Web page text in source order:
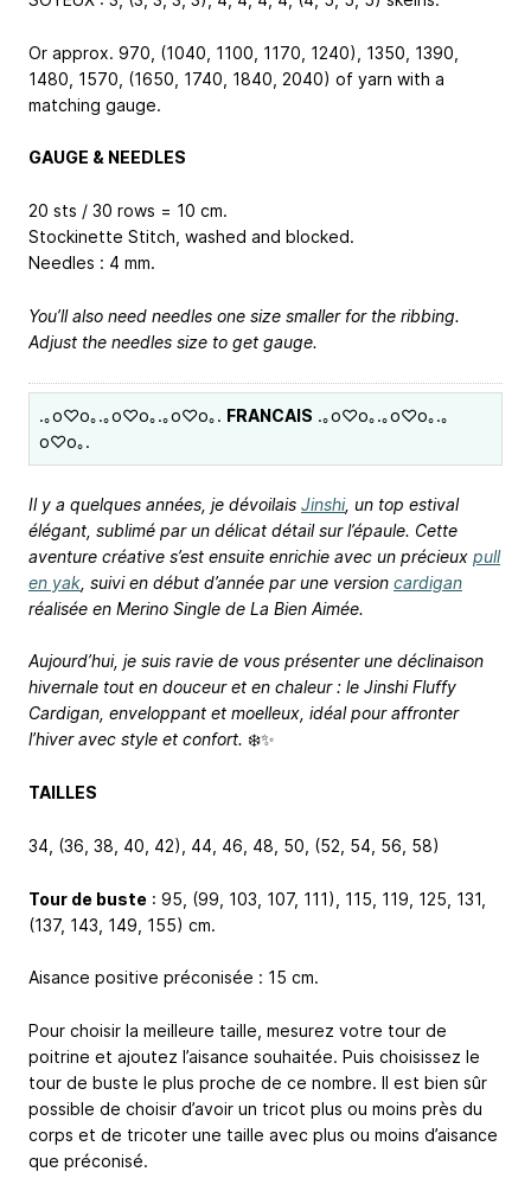
Or approx. 970, (1040, 1100, 1170, 1240), 1350, 1390,
1480, 1570 , (1650, 1740, 1840, 2040) of yarn with a
matching gauge.
GAUGE & NEEDLES
20 sts / 30 rows = 10 cm.
Stockinette Stitch, washed and blocked.
Needles : 4 mm.
You’ll also need needles one size smaller for the ribbing.
Adjust the needles size to get gauge.
.｡o♡o｡.｡o♡o｡.｡o♡o｡. FRANCAIS .｡o♡o｡.｡o♡o｡.｡
o♡o｡.
Il y a quelques années, je dévoilais Jinshi, un top estival
élégant, sublimé par un délicat détail sur l’épaule. Cette
aventure créative s’est ensuite enrichie avec un précieux pull
en yak , suivi en début d’année par une version cardigan
réalisée en Merino Single de La Bien Aimée.
Aujourd’hui, je suis ravie de vous présenter une déclinaison
hivernale tout en douceur et en chaleur : le Jinshi Fluffy
Cardigan, enveloppant et moelleux, idéal pour affronter
l’hiver avec style et confort. ❄️✨
TAILLES
34, (36, 38, 40, 42), 44, 46, 48, 50, (52, 54, 56, 58)
Tour de buste : 95, (99, 103, 107, 111), 115, 119, 125, 131,
(137, 143, 149, 155) cm.
Aisance positive préconisée : 15 cm.
Pour choisir la meilleure taille, mesurez votre tour de
poitrine et ajoutez l’aisance souhaitée. Puis choisissez le
tour de buste le plus proche de ce nombre. Il est bien sûr
possible de choisir d’avoir un tricot plus ou moins près du
corps et de tricoter une taille avec plus ou moins d’aisance
que préconisé.